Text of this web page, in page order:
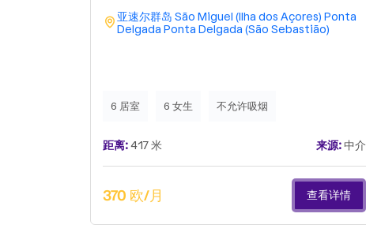
亚速尔群岛 São Miguel (Ilha dos Açores) Ponta
Delgada Ponta Delgada (São Sebastião)
6 居室 6 女生 不允许吸烟
距离:417 米 来源:中介
370 欧/月 查看详情